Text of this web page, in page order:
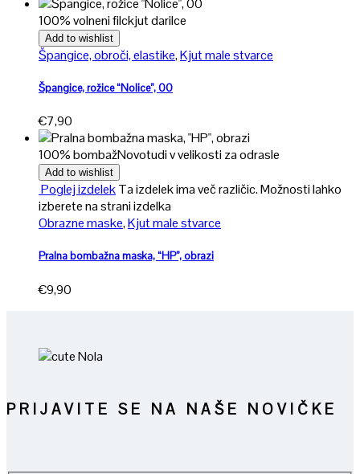
100% volneni filckjut darilce
Add to wishlist
Špangice, obroči, elastike,Kjut male stvarce
Špangice, rožice “Nolice”, 00
€7,90
100% bombažNovotudi v velikosti za odrasle
Add to wishlist
Poglej izdelekTa izdelek ima več različic. Možnosti lahko
izberete na strani izdelka
Obrazne maske,Kjut male stvarce
Pralna bombažna maska, “HP”, obrazi
€9,90
PRIJAVITE SE NA NAŠE NOVIČKE